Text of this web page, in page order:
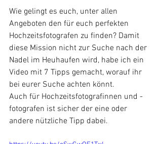
Wie gelingt es euch, unter allen
Angeboten den für euch perfekten
Hochzeitsfotografen zu finden? Damit
diese Mission nicht zur Suche nach der
Nadel im Heuhaufen wird, habe ich ein
Video mit 7 Tipps gemacht, worauf ihr
bei eurer Suche achten könnt.
Auch für Hochzeitsfotografinnen und -
fotografen ist sicher der eine oder
andere nützliche Tipp dabei.